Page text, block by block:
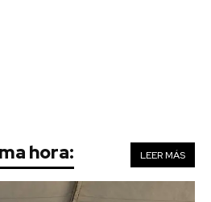
LEER MÁS
hora: